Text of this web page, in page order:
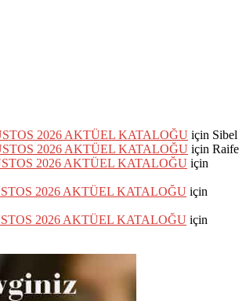
2026 AKTÜEL KATALOĞU için Sibel
2026 AKTÜEL KATALOĞU için Raife
2026 AKTÜEL KATALOĞU için
2026 AKTÜEL KATALOĞU için
2026 AKTÜEL KATALOĞU için